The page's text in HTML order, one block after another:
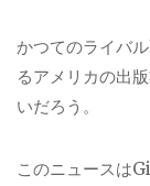
かつてのライバ
るアメリカの出
いだろう。
このニュースは